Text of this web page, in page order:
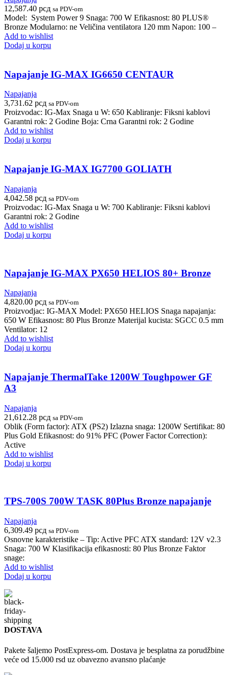
12,587.40 рсд sa PDV-om
Model: System Power 9 Snaga: 700 W Efikasnost: 80 PLUS®
Bronze Modularno: ne Veličina ventilatora 120 mm Napon: 100 –
Add to wishlist
Dodaj u korpu
Napajanje IG-MAX IG6650 CENTAUR
Napajanja
3,731.62 рсд sa PDV-om
Proizvodac: IG-Max Snaga u W: 650 Kabliranje: Fiksni kablovi
Garantni rok: 2 Godine Boja: Crna Garantni rok: 2 Godine
Add to wishlist
Dodaj u korpu
Napajanje IG-MAX IG7700 GOLIATH
Napajanja
4,042.58 рсд sa PDV-om
Proizvodac: IG-Max Snaga u W: 700 Kabliranje: Fiksni kablovi
Garantni rok: 2 Godine
Add to wishlist
Dodaj u korpu
Napajanje IG-MAX PX650 HELIOS 80+ Bronze
Napajanja
4,820.00 рсд sa PDV-om
Proizvodjac: IG-MAX Model: PX650 HELIOS Snaga napajanja:
650 W Efikasnost: 80 Plus Bronze Materijal kucista: SGCC 0.5 mm
Ventilator: 12
Add to wishlist
Dodaj u korpu
Napajanje ThermalTake 1200W Toughpower GF
A3
Napajanja
21,612.28 рсд sa PDV-om
Oblik (Form factor): ATX (PS2) Izlazna snaga: 1200W Sertifikat: 80
Plus Gold Efikasnost: do 91% PFC (Power Factor Correction):
Active
Add to wishlist
Dodaj u korpu
TPS-700S 700W TASK 80Plus Bronze napajanje
Napajanja
6,309.49 рсд sa PDV-om
Osnovne karakteristike – Tip: Active PFC ATX standard: 12V v2.3
Snaga: 700 W Klasifikacija efikasnosti: 80 Plus Bronze Faktor
snage:
Add to wishlist
Dodaj u korpu
DOSTAVA
Pakete šaljemo PostExpress-om. Dostava je besplatna za porudžbine
veće od 15.000 rsd uz obavezno avansno plaćanje